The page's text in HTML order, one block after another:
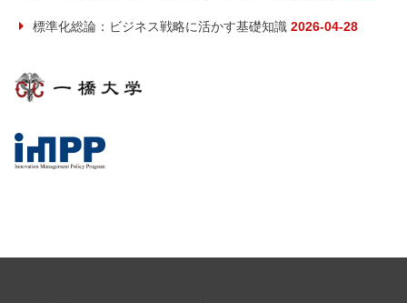
標準化総論：ビジネス戦略に活かす基礎知識 2026-04-28